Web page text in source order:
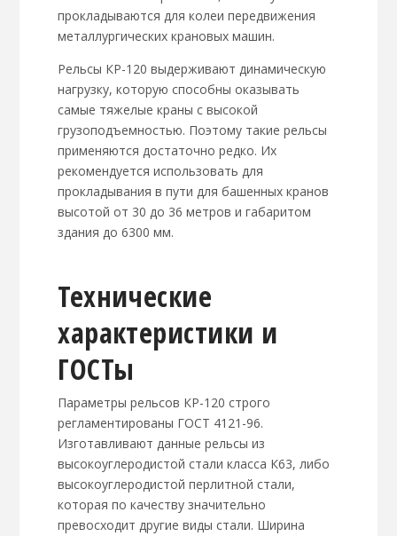
прокладываются для колеи передвижения
металлургических крановых машин.
Рельсы КР-120 выдерживают динамическую
нагрузку, которую способны оказывать
самые тяжелые краны с высокой
грузоподъемностью. Поэтому такие рельсы
применяются достаточно редко. Их
рекомендуется использовать для
прокладывания в пути для башенных кранов
высотой от 30 до 36 метров и габаритом
здания до 6300 мм.
Технические
характеристики и
ГОСТы
Параметры рельсов КР-120 строго
регламентированы ГОСТ 4121-96.
Изготавливают данные рельсы из
высокоуглеродистой стали класса К63, либо
высокоуглеродистой перлитной стали,
которая по качеству значительно
превосходит другие виды стали. Ширина